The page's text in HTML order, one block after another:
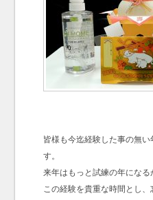
皆様も今迄経験した事の無い
す。
来年はもっと試練の年になる
この経験を貴重な時間とし